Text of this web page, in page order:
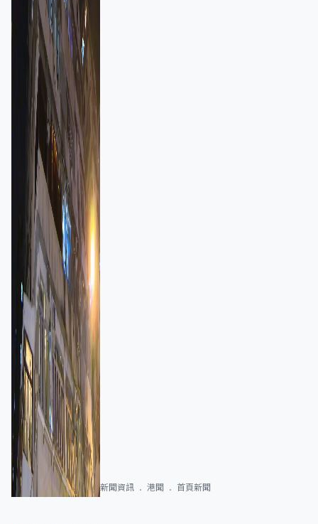
新聞資訊 港聞 首頁新聞